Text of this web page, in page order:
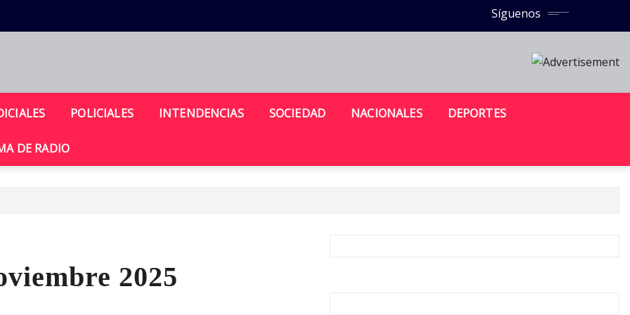
Síguenos
POLICIALES INTENDENCIAS SOCIEDAD NACIONALES DEPORTES
DE RADIO
2025